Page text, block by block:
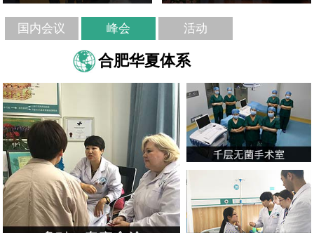
国内会议 峰会 活动
合肥华夏体系